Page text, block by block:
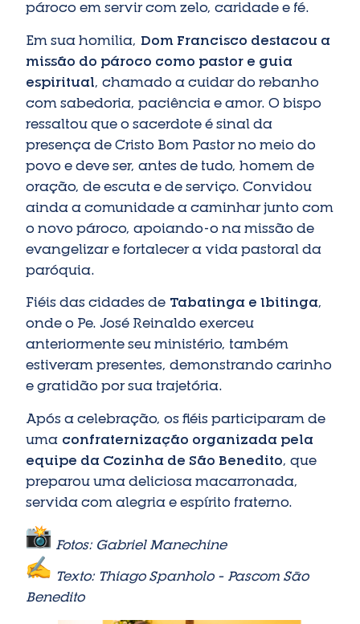
pároco em servir com zelo, caridade e fé.
Em sua homilia, Dom Francisco destacou a
missão do pároco como pastor e guia
espiritual , chamado a cuidar do rebanho
com sabedoria, paciência e amor. O bispo
ressaltou que o sacerdote é sinal da
presença de Cristo Bom Pastor no meio do
povo e deve ser, antes de tudo, homem de
oração, de escuta e de serviço. Convidou
ainda a comunidade a caminhar junto com
o novo pároco, apoiando-o na missão de
evangelizar e fortalecer a vida pastoral da
paróquia.
Fiéis das cidades de Tabatinga e Ibitinga,
onde o Pe. José Reinaldo exerceu
anteriormente seu ministério, também
estiveram presentes, demonstrando carinho
e gratidão por sua trajetória.
Após a celebração, os fiéis participaram de
uma confraternização organizada pela
equipe da Cozinha de São Benedito , que
preparou uma deliciosa macarronada,
servida com alegria e espírito fraterno.
Fotos: Gabriel Manechine
Texto: Thiago Spanholo – Pascom São
Benedito